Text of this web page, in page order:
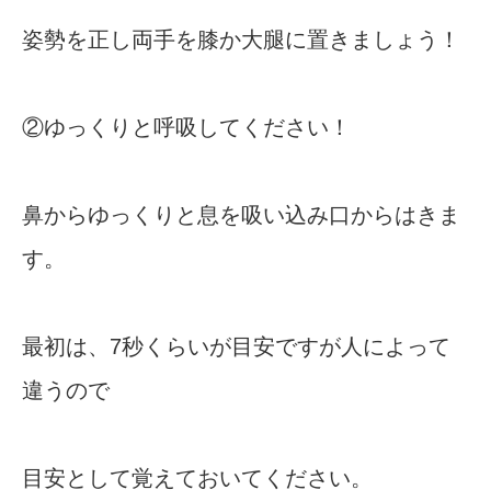
姿勢を正し両手を膝か大腿に置きましょう！
②ゆっくりと呼吸してください！
鼻からゆっくりと息を吸い込み口からはきま
す。
最初は、7秒くらいが目安ですが人によって
違うので
目安として覚えておいてください。